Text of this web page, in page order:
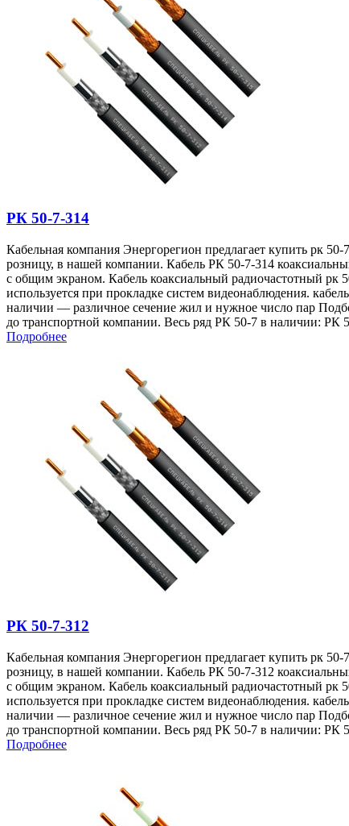
РК 50-7-314
Кабельная компания Энергорегион предлагает купить рк
розницу, в нашей компании. Кабель РК 50-7-314
с общим экраном. Кабель коаксиальный радиочастотный рк
используется при прокладке систем видеонаблюдения.
наличии — различное сечение жил и нужное число пар
до транспортной компании. Весь ряд РК 50-7 в наличии: РК
Подробнее
РК 50-7-312
Кабельная компания Энергорегион предлагает купить рк
розницу, в нашей компании. Кабель РК 50-7-312
с общим экраном. Кабель коаксиальный радиочастотный рк
используется при прокладке систем видеонаблюдения.
наличии — различное сечение жил и нужное число пар
до транспортной компании. Весь ряд РК 50-7 в наличии: РК
Подробнее